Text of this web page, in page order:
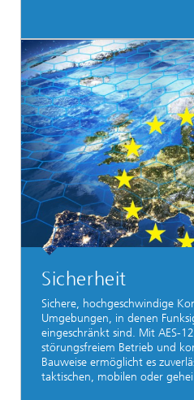
Sicherheit
Sichere, hochgeschwindige
Umgebungen, in denen
eingeschränkt sind. Mit AES-
störungsfreiem Betrieb und
Bauweise ermöglicht es
taktischen, mobilen oder